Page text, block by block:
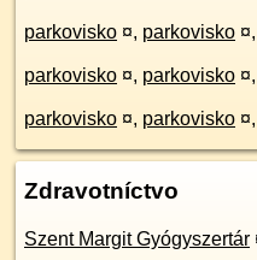
parkovisko ¤, parkovisko ¤,
parkovisko ¤, parkovisko ¤,
parkovisko ¤, parkovisko ¤,
Zdravotníctvo
Szent Margit Gyógyszertár